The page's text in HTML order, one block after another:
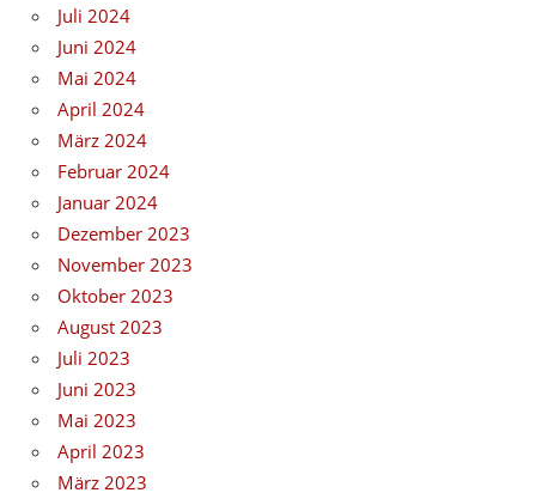
Juli 2024
Juni 2024
Mai 2024
April 2024
März 2024
Februar 2024
Januar 2024
Dezember 2023
November 2023
Oktober 2023
August 2023
Juli 2023
Juni 2023
Mai 2023
April 2023
März 2023